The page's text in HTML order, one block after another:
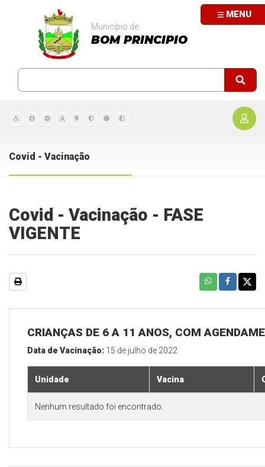
MENU
Município de
BOM PRINCIPIO
Covid - Vacinação
Covid - Vacinação - FASE
VIGENTE
CRIANÇAS DE 6 A 11 ANOS, COM
Data de Vacinação: 15 de julho de 2022
Unidade Vacina
Nenhum resultado foi encontrado.